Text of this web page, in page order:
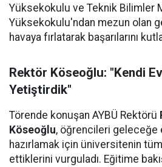
Yüksekokulu ve Teknik Bilimler
Yüksekokulu'ndan mezun olan
havaya fırlatarak başarılarını
Rektör Köseoğlu: "Kendi
Yetiştirdik"
Törende konuşan AYBÜ Rektörü
Köseoğlu, öğrencileri geleceğe
hazırlamak için üniversitenin
ettiklerini vurguladı. Eğitime